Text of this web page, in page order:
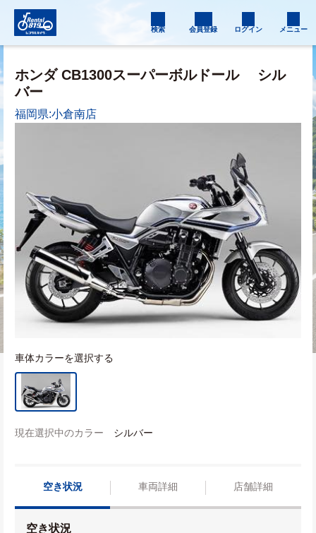
検索 会員登録 ログイン メニュー
ホンダ CB1300スーパーボルドール
シル
バー
福岡県:小倉南店
車体カラーを選択する
現在選択中のカラー シルバー
空き状況 車両詳細 店舗詳細
空き状況